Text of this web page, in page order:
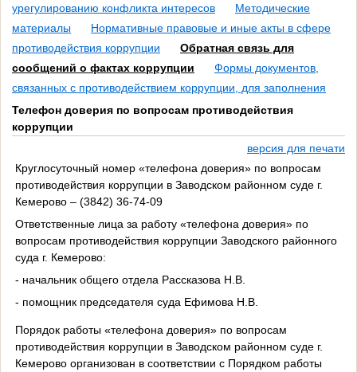
урегулированию конфликта интересов
Методические
материалы
Нормативные правовые и иные акты в сфере
противодействия коррупции
Обратная связь для
сообщений о фактах коррупции
Формы документов,
связанных с противодействием коррупции, для заполнения
Телефон доверия по вопросам противодействия
коррупции
версия для печати
Круглосуточный номер «телефона доверия» по вопросам
противодействия коррупции в Заводском районном суде г.
Кемерово – (3842) 36-74-09
Ответственные лица за работу «телефона доверия» по
вопросам противодействия коррупции Заводского районного
суда г. Кемерово:
- начальник общего отдела Рассказова Н.В.
- помощник председателя суда Ефимова Н.В.
Порядок работы «телефона доверия» по вопросам
противодействия коррупции в Заводском районном суде г.
Кемерово организован в соответствии с Порядком работы